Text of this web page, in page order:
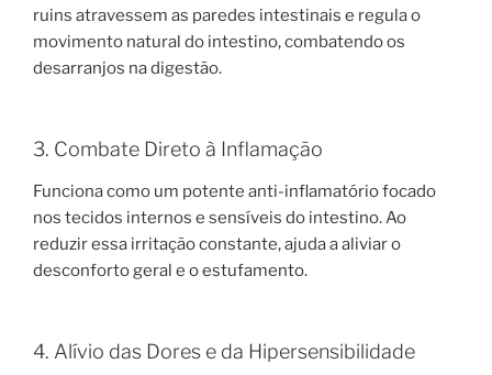
ruins atravessem as paredes intestinais e regula o
movimento natural do intestino, combatendo os
desarranjos na digestão.
3. Combate Direto à Inflamação
Funciona como um potente anti-inflamatório focado
nos tecidos internos e sensíveis do intestino. Ao
reduzir essa irritação constante, ajuda a aliviar o
desconforto geral e o estufamento.
4. Alívio das Dores e da Hipersensibilidade